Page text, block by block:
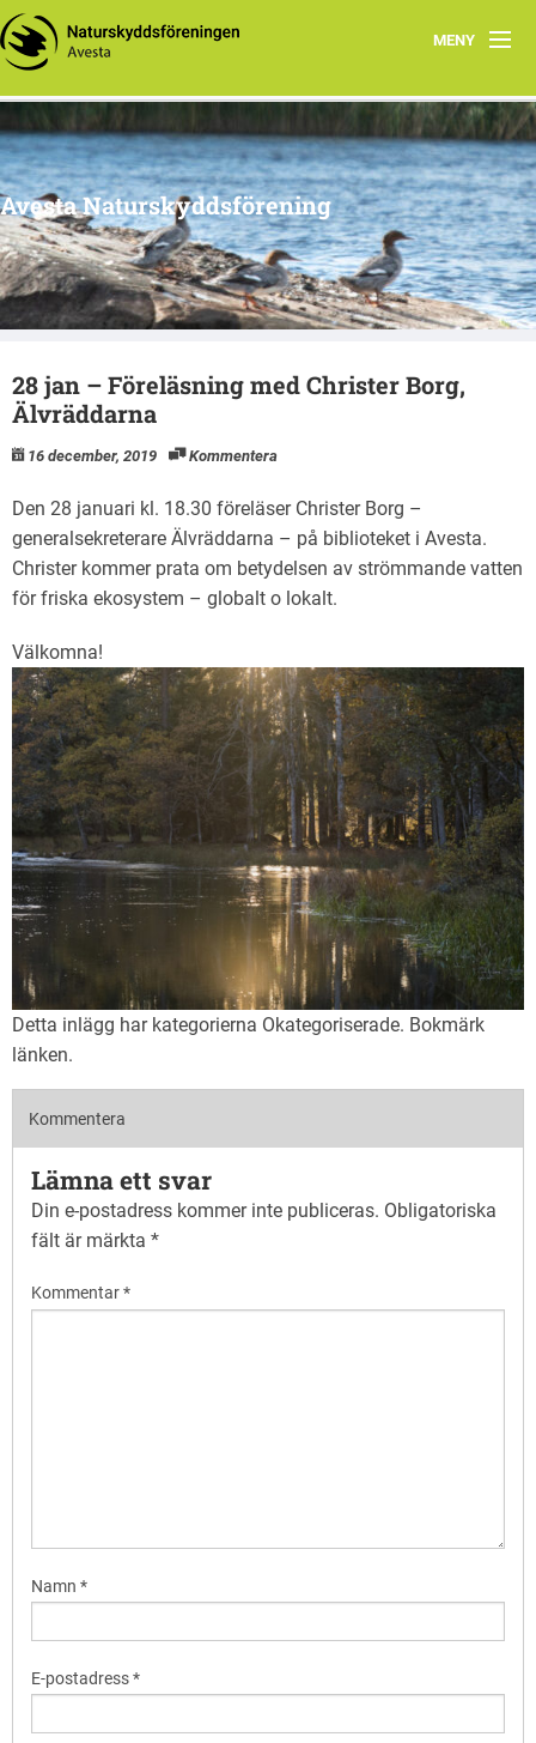
MENY
Hem
Om oss
Aktuella händelser
Tidigare aktiviteter
Naturtips i Avesta
Avesta Naturskyddsförening
28 jan – Föreläsning med Christer Borg,
Älvräddarna
16 december, 2019 Kommentera
Den 28 januari kl. 18.30 föreläser Christer Borg –
generalsekreterare Älvräddarna – på biblioteket i Avesta.
Christer kommer prata om betydelsen av strömmande vatten
för friska ekosystem – globalt o lokalt.
Välkomna!
Detta inlägg har kategorierna Okategoriserade. Bokmärk
länken.
Kommentera
Lämna ett svar
Din e-postadress kommer inte publiceras. Obligatoriska
fält är märkta *
Kommentar*
Namn *
E-postadress*